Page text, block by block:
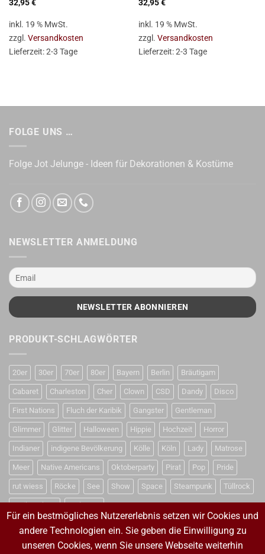
32,95€
inkl. 19 % MwSt.
zzgl. Versandkosten
Lieferzeit:2-3 Tage
32,95€
inkl. 19 % MwSt.
zzgl. Versandkosten
Lieferzeit:2-3 Tage
FOLGE UNS …
Folge Jot Jelunge - Ideen für Dekorationen & Kostüme
NEWSLETTER ANMELDUNG
PRODUKT-SCHLAGWÖRTER
20er 30er 70er 80er Bayern Berlin Bräutigam
Cabaret Charleston Cher Clown CSD Dandy Disco
First Nations Fluch der Karibik Gangster Gentleman
Glimmer Glitter Halloween Hippie Hochzeit Horror
Indianer indigene Bevölkerung Kölle Köln Lady Matrose
Meer Native Americans Oktoberparty Pirat Pop Pride
rut wiess Röcke See Show Space Steampunk Tüllrock
Weihnachten Weltraum
VERTRAG WIDERRUFEN
Für ein bestmögliches Nutzererlebnis setzen wir Cookies und
andere Technologien ein. Sie geben die Einwilligung zu
unseren Cookies, wenn Sie unsere Webseite weiterhin